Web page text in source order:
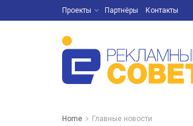
Проекты Партнёры Контакты
Home Главные новости